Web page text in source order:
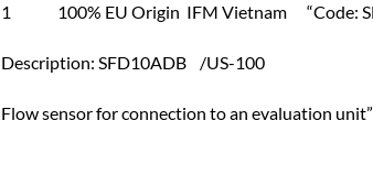
1 100% EU Origin IFM Vietnam “Code:
Description: SFD10ADB /US-100
Flow sensor for connection to an evaluation unit”